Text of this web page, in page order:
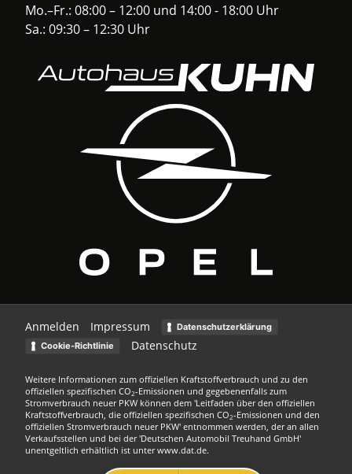
Mo.–Fr.: 08:00 – 12:00 und 14:00 - 18:00 Uhr
Sa.: 09:30 – 12:30 Uhr
Anmelden Impressum
Datenschutzerklärung
Cookie-Richtlinie
Datenschutz
Weitere Informationen zum offiziellen Kraftstoffverbrauch und zu den
offiziellen spezifischen CO2-Emissionen und gegebenenfalls zum
Stromverbrauch neuer PKW können dem 'Leitfaden über den offiziellen
Kraftstoffverbrauch, die offiziellen spezifischen CO2-Emissionen und den
offiziellen Stromverbrauch neuer PKW' entnommen werden, der an allen
Verkaufsstellen und bei der 'Deutschen Automobil Treuhand GmbH'
unentgeltlich erhältlich ist unter www.dat.de.